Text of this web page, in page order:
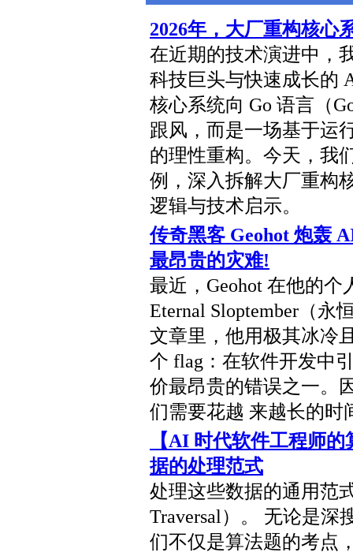
2026年，大厂重构核心
在近期的技术演进中，
科技巨头与快速成长的
核心系统向 Go 语言（
跟风，而是一场基于运
的理性重构。今天，我
例，深入拆解大厂重构
逻辑与技术启示。
传奇黑客 Geohot 炮轰
最昂贵的灾难!
最近，Geohot 在他的
Eternal Sloptember（永
文章里，他用极其冰冷
个 flag：在软件开发中
价最昂贵的错误之一。
们需要花越 来越长的时
【AI 时代软件工程师
据的处理范式
处理这些数据的通用范
Traversal）。 无论是深
们不仅是算法题的考点